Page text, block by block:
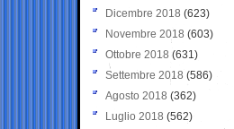
Dicembre 2018 (623)
Novembre 2018 (603)
Ottobre 2018 (631)
Settembre 2018 (586)
Agosto 2018 (362)
Luglio 2018 (562)